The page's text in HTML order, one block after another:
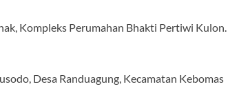
Kompleks Perumahan Bhakti Pertiwi Kulon.
Desa Randuagung, Kecamatan Kebomas